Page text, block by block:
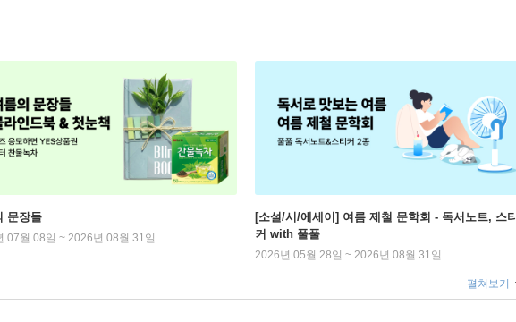
문장들
07월 08일 ~ 2026년 08월 31일
[소설/시/에세이] 여름 제철 문학회 - 독서노트, 스티
커 with 풀풀
2026년 05월 28일 ~ 2026년 08월 31일
펼쳐보기